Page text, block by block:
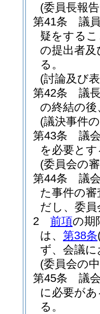
(委員長報
第41条
議
疑をする
の提出者
る。
(討論及び
第42条
議
の終結の
(議決事件
第43条
議
を必要と
(委員会の
第44条
議
た事件の
だし、委
2
前項の期
は、 第38条
ず、会議
(委員会の
第45条
議
に必要が
る。